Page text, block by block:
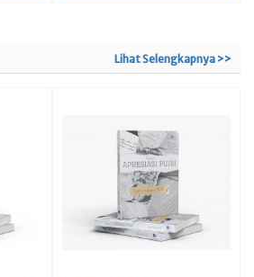
Lihat Selengkapnya >>